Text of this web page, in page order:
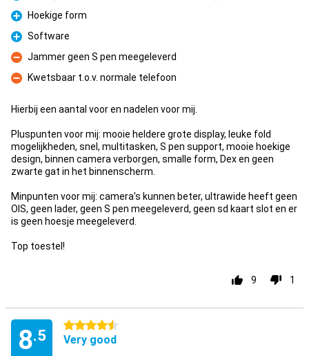
Pro
Pro
Hoekige form
Pro
Software
Con
Jammer geen S pen meegeleverd
Con
Kwetsbaar t.o.v. normale telefoon
Hierbij een aantal voor en nadelen voor mij.
Pluspunten voor mij: mooie heldere grote display, leuke fold
mogelijkheden, snel, multitasken, S pen support, mooie hoekige
design, binnen camera verborgen, smalle form, Dex en geen
zwarte gat in het binnenscherm.
Minpunten voor mij: camera's kunnen beter, ultrawide heeft geen
OIS, geen lader, geen S pen meegeleverd, geen sd kaart slot en er
is geen hoesje meegeleverd.
Top toestel!
9 1
8.5
4.5 stars
Very good